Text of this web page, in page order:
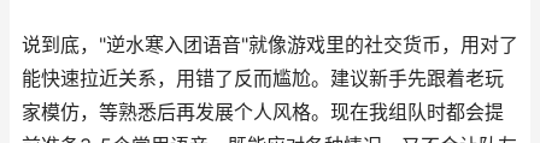
说到底，"逆水寒入团语音"就像游戏里的社交货币，用对了
能快速拉近关系，用错了反而尴尬。建议新手先跟着老玩
家模仿，等熟悉后再发展个人风格。现在我组队时都会提